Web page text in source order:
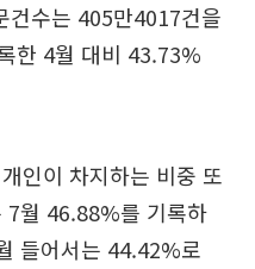
건수는 405만4017건을
한 4월 대비 43.73%
인이 차지하는 비중 또
7월 46.88%를 기록하
들어서는 44.42%로